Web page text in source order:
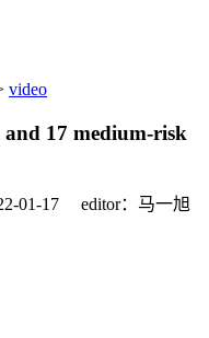
video
17 medium-risk
01-17 editor：马一旭